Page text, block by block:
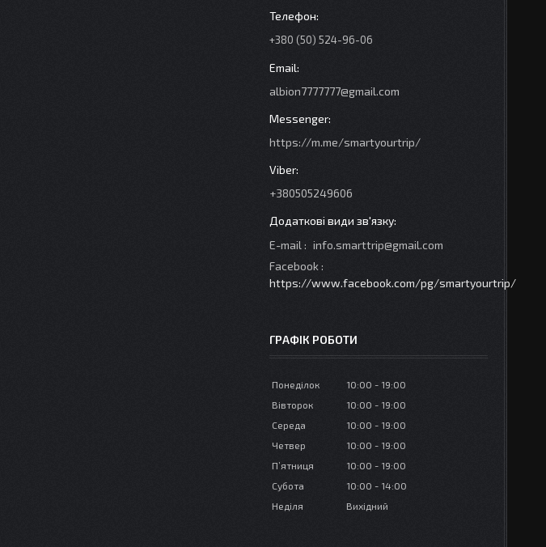
+380 (50) 524-96-06
albion7777777@gmail.com
https://m.me/smartyourtrip/
+380505249606
E-mail
info.smarttrip@gmail.com
Facebook
https://www.facebook.com/pg/smartyourtrip/
ГРАФІК РОБОТИ
Понеділок 10:00
19:00
Вівторок
10:00
19:00
Середа
10:00
19:00
Четвер
10:00
19:00
Пʼятниця
10:00
19:00
Субота
10:00
14:00
Неділя
Вихідний